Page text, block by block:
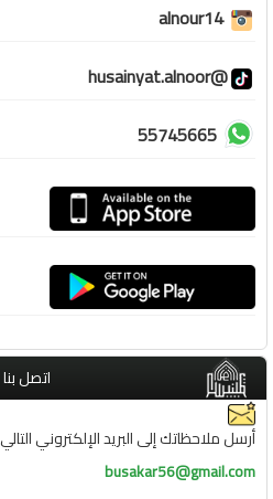
alnour14
@husainyat.alnoor
55745665
اتصل بنا
أرسل ملاحظاتك إلى البريد الإلكتروني التالي
busakar56@gmail.com